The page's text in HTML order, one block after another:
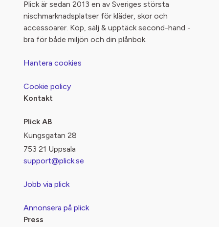
Plick är sedan 2013 en av Sveriges största
nischmarknadsplatser för kläder, skor och
accessoarer. Köp, sälj & upptäck second-hand -
bra för både miljön och din plånbok.
Hantera cookies
Cookie policy
Kontakt
Plick AB
Kungsgatan 28
753 21 Uppsala
support@plick.se
Jobb via plick
Annonsera på plick
Press